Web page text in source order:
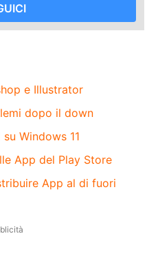
e Illustrator
dopo il down
Windows 11
App del Play Store
App al di fuori